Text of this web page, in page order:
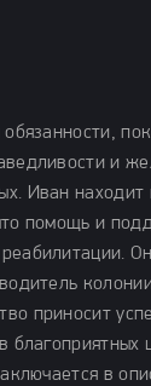
и
Иван
помощь и
приносит
в